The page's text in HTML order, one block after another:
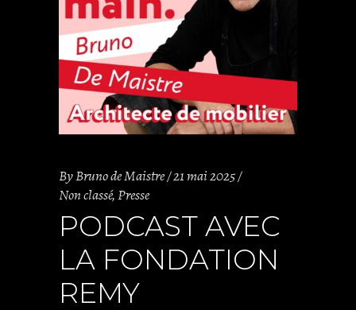
ByBruno de Maistre 21 mai 2025
Non classé,Presse
PODCAST AVEC
LA FONDATION
REMY